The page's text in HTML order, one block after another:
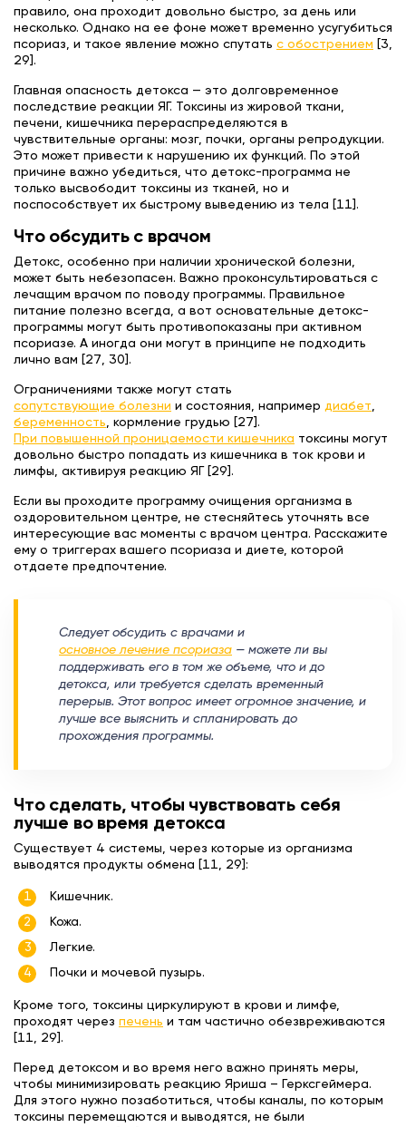
правило, она проходит довольно быстро, за день или
несколько. Однако на ее фоне может временно усугубиться
псориаз, и такое явление можно спутать с обострением [3,
29].
Главная опасность детокса — это долговременное
последствие реакции ЯГ. Токсины из жировой ткани,
печени, кишечника перераспределяются в
чувствительные органы: мозг, почки, органы репродукции.
Это может привести к нарушению их функций. По этой
причине важно убедиться, что детокс-программа не
только высвободит токсины из тканей, но и
поспособствует их быстрому выведению из тела [11].
Что обсудить с врачом
Детокс, особенно при наличии хронической болезни,
может быть небезопасен. Важно проконсультироваться с
лечащим врачом по поводу программы. Правильное
питание полезно всегда, а вот основательные детокс-
программы могут быть противопоказаны при активном
псориазе. А иногда они могут в принципе не подходить
лично вам [27, 30].
Ограничениями также могут стать
сопутствующие болезни и состояния, например диабет
беременность , кормление грудью [27].
При повышенной проницаемости кишечника токсины могут
довольно быстро попадать из кишечника в ток крови и
лимфы, активируя реакцию ЯГ [29].
Если вы проходите программу очищения организма в
оздоровительном центре, не стесняйтесь уточнять все
интересующие вас моменты с врачом центра. Расскажите
ему о триггерах вашего псориаза и диете, которой
отдаете предпочтение.
Следует обсудить с врачами и
основное лечение псориаза — можете ли вы
поддерживать его в том же объеме, что и до
детокса, или требуется сделать временный
перерыв. Этот вопрос имеет огромное значение, и
лучше все выяснить и спланировать до
прохождения программы.
Что сделать, чтобы чувствовать себя
лучше во время детокса
Существует 4 системы, через которые из организма
выводятся продукты обмена [11, 29]:
Кишечник.
Кожа.
Легкие.
Почки и мочевой пузырь.
Кроме того, токсины циркулируют в крови и лимфе,
проходят через печень и там частично обезвреживаются
[11, 29].
Перед детоксом и во время него важно принять меры,
чтобы минимизировать реакцию Яриша – Герксгеймера.
Для этого нужно позаботиться, чтобы каналы, по которым
токсины перемещаются и выводятся, не были